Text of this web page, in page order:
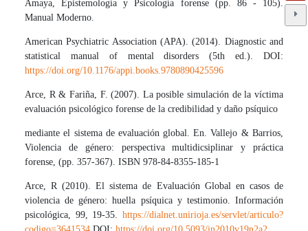
Amaya, Epistemología y Psicología forense (pp. 86 - 105).
Manual Moderno.
American Psychiatric Association (APA). (2014). Diagnostic and
statistical manual of mental disorders (5th ed.). DOI:
https://doi.org/10.1176/appi.books.9780890425596
Arce, R & Fariña, F. (2007). La posible simulación de la víctima
evaluación psicológico forense de la credibilidad y daño psíquico
mediante el sistema de evaluación global. En. Vallejo & Barrios,
Violencia de género: perspectiva multidicsiplinar y práctica
forense, (pp. 357-367). ISBN 978-84-8355-185-1
Arce, R (2010). El sistema de Evaluación Global en casos de
violencia de género: huella psíquica y testimonio. Información
psicológica, 99, 19-35. https://dialnet.unirioja.es/servlet/articulo?